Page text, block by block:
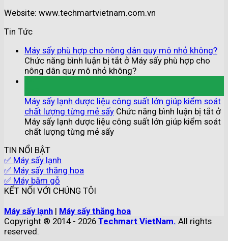
Website: www.techmartvietnam.com.vn
Tin Tức
Máy sấy phù hợp cho nông dân quy mô nhỏ không?
Chức năng bình luận bị tắt ở Máy sấy phù hợp cho
nông dân quy mô nhỏ không?
Máy sấy lạnh dược liệu công suất lớn giúp kiểm soát
chất lượng từng mẻ sấy Chức năng bình luận bị tắt ở
Máy sấy lạnh dược liệu công suất lớn giúp kiểm soát
chất lượng từng mẻ sấy
TIN NỔI BẬT
✅ Máy sấy lạnh
✅ Máy sấy thăng hoa
✅ Máy băm gỗ
KẾT NỐI VỚI CHÚNG TÔI
Máy sấy lạnh | Máy sấy thăng hoa
Copyright ® 2014 - 2026 Techmart VietNam. All rights
reserved.